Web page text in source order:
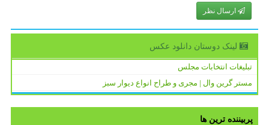
ارسال نظر
لینک دوستان دانلود عكس
تبلیغات انتخابات مجلس
مستر گرین وال | مجری و طراح انواع دیوار سبز
پربیننده ترین ها